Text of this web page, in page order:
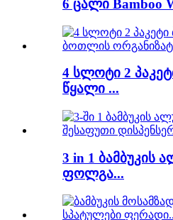
6 ცალი Bamboo
4 სლოტი 2
წყალი ...
3 in 1 ბამბუკის
ფოლგა...